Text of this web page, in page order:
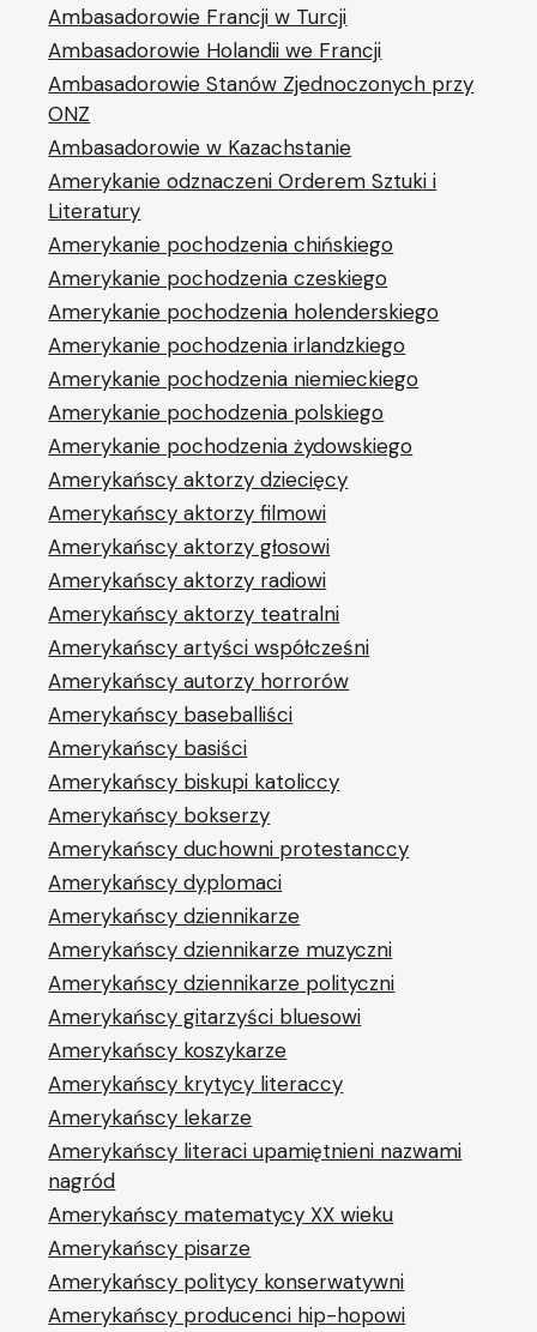
Ambasadorowie Francji w Turcji
Ambasadorowie Holandii we Francji
Ambasadorowie Stanów Zjednoczonych przy
ONZ
Ambasadorowie w Kazachstanie
Amerykanie odznaczeni Orderem Sztuki i
Literatury
Amerykanie pochodzenia chińskiego
Amerykanie pochodzenia czeskiego
Amerykanie pochodzenia holenderskiego
Amerykanie pochodzenia irlandzkiego
Amerykanie pochodzenia niemieckiego
Amerykanie pochodzenia polskiego
Amerykanie pochodzenia żydowskiego
Amerykańscy aktorzy dziecięcy
Amerykańscy aktorzy filmowi
Amerykańscy aktorzy głosowi
Amerykańscy aktorzy radiowi
Amerykańscy aktorzy teatralni
Amerykańscy artyści współcześni
Amerykańscy autorzy horrorów
Amerykańscy baseballiści
Amerykańscy basiści
Amerykańscy biskupi katoliccy
Amerykańscy bokserzy
Amerykańscy duchowni protestanccy
Amerykańscy dyplomaci
Amerykańscy dziennikarze
Amerykańscy dziennikarze muzyczni
Amerykańscy dziennikarze polityczni
Amerykańscy gitarzyści bluesowi
Amerykańscy koszykarze
Amerykańscy krytycy literaccy
Amerykańscy lekarze
Amerykańscy literaci upamiętnieni nazwami
nagród
Amerykańscy matematycy XX wieku
Amerykańscy pisarze
Amerykańscy politycy konserwatywni
Amerykańscy producenci hip-hopowi